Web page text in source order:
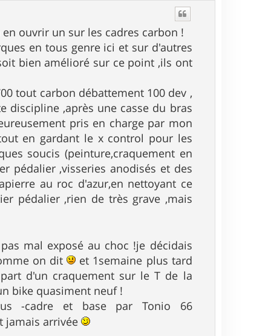
ouvrir un sur les cadres carbon !
en tous genre ici et sur d'autres
bien amélioré sur ce point ,ils ont
tout carbon débattement 100 dev ,
discipline ,après une casse du bras
pris en charge par mon
en gardant le x control pour les
soucis (peinture,craquement en
pédalier ,visseries anodisés et des
au roc d'azur,en nettoyant ce
pédalier ,rien de très grave ,mais
mal exposé au choc !je décidais
on dit
et 1semaine plus tard
d'un craquement sur le T de la
bike quasiment neuf !
-cadre et base par Tonio 66
jamais arrivée